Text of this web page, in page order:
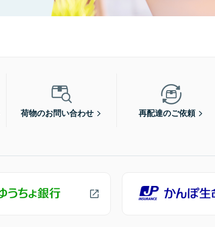
荷物のお問い合わせ 再配達のご依頼